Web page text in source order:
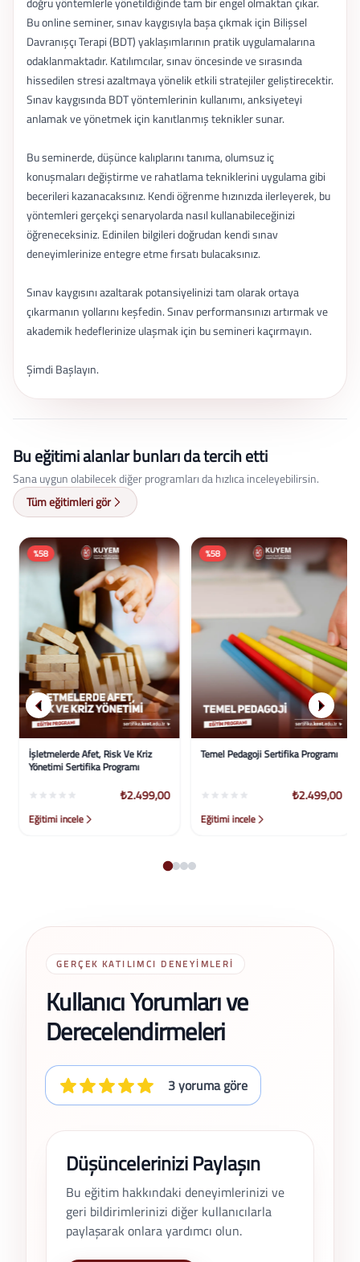
Bu online seminer, sınav kaygısıyla başa çıkmak için Bilişsel
Davranışçı Terapi (BDT) yaklaşımlarının pratik uygulamalarına
odaklanmaktadır. Katılımcılar, sınav öncesinde ve sırasında
hissedilen stresi azaltmaya yönelik etkili stratejiler geliştirecektir.
Sınav kaygısında BDT yöntemlerinin kullanımı, anksiyeteyi
anlamak ve yönetmek için kanıtlanmış teknikler sunar.
Bu seminerde, düşünce kalıplarını tanıma, olumsuz iç
konuşmaları değiştirme ve rahatlama tekniklerini uygulama gibi
becerileri kazanacaksınız. Kendi öğrenme hızınızda ilerleyerek, bu
yöntemleri gerçekçi senaryolarda nasıl kullanabileceğinizi
öğreneceksiniz. Edinilen bilgileri doğrudan kendi sınav
deneyimlerinize entegre etme fırsatı bulacaksınız.
Sınav kaygısını azaltarak potansiyelinizi tam olarak ortaya
çıkarmanın yollarını keşfedin. Sınav performansınızı artırmak ve
akademik hedeflerinize ulaşmak için bu semineri kaçırmayın.
Şimdi Başlayın.
Bu eğitimi alanlar bunları da tercih etti
Sana uygun olabilecek diğer programları da hızlıca inceleyebilirsin.
Tüm eğitimleri gör
%58
İşletmelerde Afet, Risk Ve Kriz
Yönetimi Sertifika Programı
₺2.499,00
Eğitimi incele
%58
Temel Pedagoji Sertifika Programı
₺2.499,00
Eğitimi incele
GERÇEK KATILIMCI DENEYIMLERI
Kullanıcı Yorumları ve
Derecelendirmeleri
3 yoruma göre
Düşüncelerinizi Paylaşın
Bu eğitim hakkındaki deneyimlerinizi ve
geri bildirimlerinizi diğer kullanıcılarla
paylaşarak onlara yardımcı olun.